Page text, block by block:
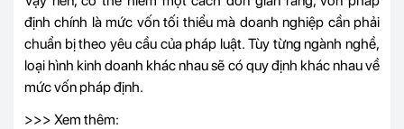
định chính là mức vốn tối thiểu mà doanh nghiệp cần phải
chuẩn bị theo yêu cầu của pháp luật. Tùy từng ngành nghề,
loại hình kinh doanh khác nhau sẽ có quy định khác nhau về
mức vốn pháp định.
>>> Xem thêm: